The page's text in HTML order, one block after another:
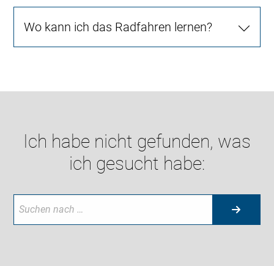
Wo kann ich das Radfahren lernen?
Ich habe nicht gefunden, was
ich gesucht habe: